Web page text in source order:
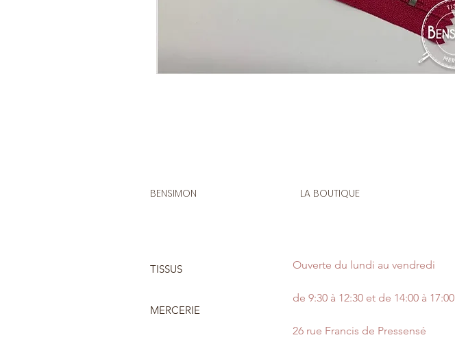
BENSIMON
TISSUS
MERCERIE
LA BOUTIQUE
Ouverte du lundi au vendredi
de 9:30 à 12:30 et de 14:00 à 17:00
26 rue Francis de Pressensé